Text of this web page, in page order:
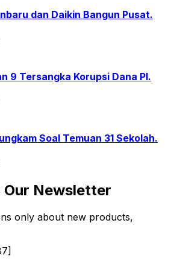
dan Daikin Bangun Pusat.
9 Tersangka Korupsi Dana PI.
Soal Temuan 31 Sekolah.
Our Newsletter
only about new products,